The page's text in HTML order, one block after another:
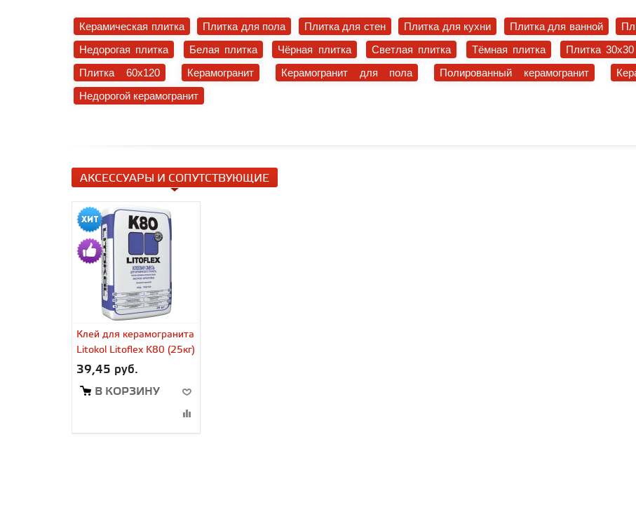
Керамическая плитка Плитка для пола Плитка для стен Плитка для кухни Плитка для ванной
Недорогая плитка
Белая плитка Чёрная плитка Светлая плитка Тёмная плитка Плитка 30x30
Плитка 60x120
Керамогранит Керамогранит для пола Полированный керамогранит
Недорогой керамогранит
АКСЕССУАРЫ И СОПУТСТВУЮЩИЕ
Клей для керамогранита
Litokol Litoflex K80 (25кг)
39,45 руб.
В КОРЗИНУ